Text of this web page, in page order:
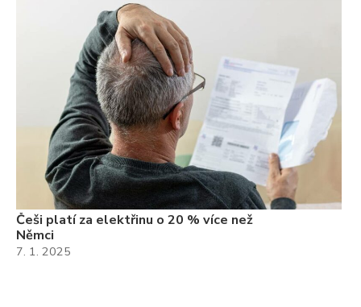
Češi platí za elektřinu o 20 % více než
Němci
7. 1. 2025